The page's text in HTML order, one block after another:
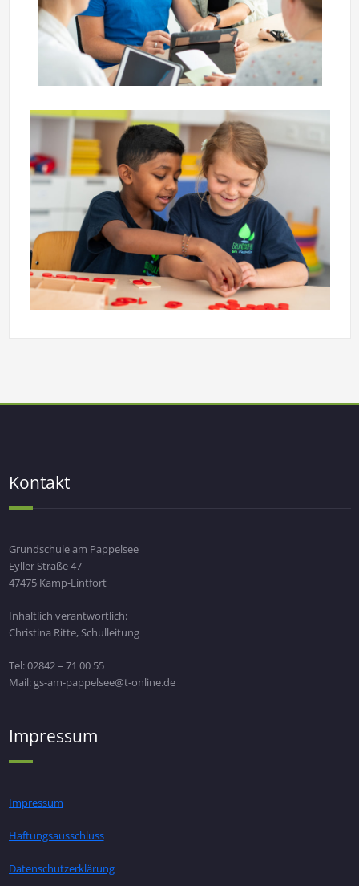
Kontakt
Grundschule am Pappelsee
Eyller Straße 47
47475 Kamp-Lintfort
Inhaltlich verantwortlich:
Christina Ritte, Schulleitung
Tel: 02842 – 71 00 55
Mail: gs-am-pappelsee@t-online.de
Impressum
Impressum
Haftungsausschluss
Datenschutzerklärung